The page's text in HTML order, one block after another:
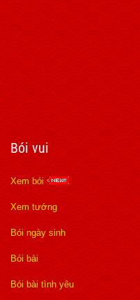
Bói vui
Xem bói
Xem tướng
Bói ngày sinh
Bói bài
Bói bài tình yêu